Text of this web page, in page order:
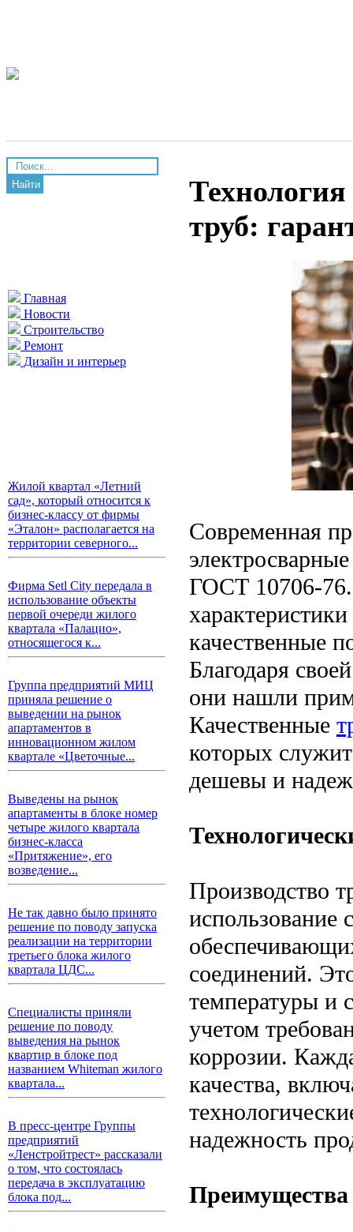
Найти
Главная
Новости
Строительство
Ремонт
Дизайн и интерьер
Жилой квартал «Летний
сад», который относится к
бизнес-классу от фирмы
«Эталон» располагается на
территории северного...
Фирма Setl City передала в
использование объекты
первой очереди жилого
квартала «Палацио»,
относящегося к...
Группа предприятий МИЦ
приняла решение о
выведении на рынок
апартаментов в
инновационном жилом
квартале «Цветочные...
Выведены на рынок
апартаменты в блоке номер
четыре жилого квартала
бизнес-класса
«Притяжение», его
возведение...
Не так давно было принято
решение по поводу запуска
реализации на территории
третьего блока жилого
квартала ЦДС...
Специалисты приняли
решение по поводу
выведения на рынок
квартир в блоке под
названием Whiteman жилого
квартала...
В пресс-центре Группы
предприятий
«Ленстройтрест» рассказали
о том, что состоялась
передача в эксплуатацию
блока под...
труб:
Современная
ГОСТ 10706-76.
качественные
Благодаря
они нашли
Качественные
которых
дешевы и
Производство
использование
соединений.
температуры и
учетом
коррозии.
качества,
надежность
Преимущества